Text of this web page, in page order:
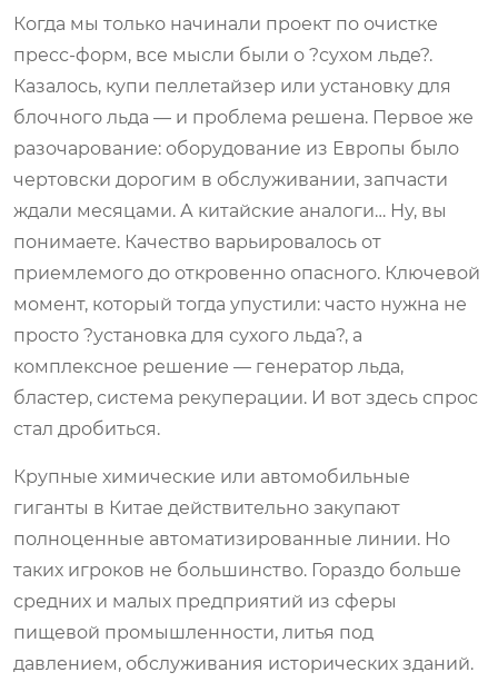
Когда мы только начинали проект по очистке
пресс-форм, все мысли были о ?сухом льде?.
Казалось, купи пеллетайзер или установку для
блочного льда — и проблема решена. Первое же
разочарование: оборудование из Европы было
чертовски дорогим в обслуживании, запчасти
ждали месяцами. А китайские аналоги… Ну, вы
понимаете. Качество варьировалось от
приемлемого до откровенно опасного. Ключевой
момент, который тогда упустили: часто нужна не
просто ?установка для сухого льда?, а
комплексное решение — генератор льда,
бластер, система рекуперации. И вот здесь спрос
стал дробиться.
Крупные химические или автомобильные
гиганты в Китае действительно закупают
полноценные автоматизированные линии. Но
таких игроков не большинство. Гораздо больше
средних и малых предприятий из сферы
пищевой промышленности, литья под
давлением, обслуживания исторических зданий.